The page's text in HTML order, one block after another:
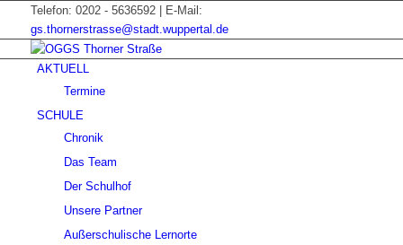
Telefon: 0202 - 5636592 | E-Mail:
gs.thornerstrasse@stadt.wuppertal.de
AKTUELL
Termine
SCHULE
Chronik
Das Team
Der Schulhof
Unsere Partner
Außerschulische Lernorte